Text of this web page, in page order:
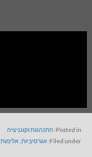
Posted in: התנהגות וקוגניציה
Filed under: אגרסיביות, אלימות,